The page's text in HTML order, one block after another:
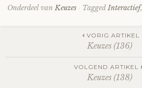
Onderdeel van Keuzes Tagged Interactief,
navigation
VORIG ARTIKEL
Keuzes (136)
VOLGEND ARTIKEL
Keuzes (138)